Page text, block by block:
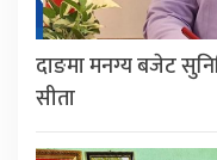
दाङमा मनग्य बजेट
सीता